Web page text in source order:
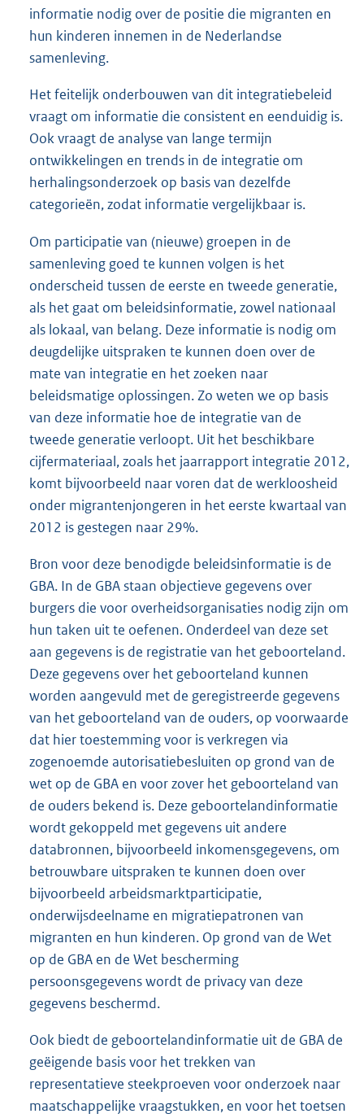
informatie nodig over de positie die migranten en
hun kinderen innemen in de Nederlandse
samenleving.
Het feitelijk onderbouwen van dit integratiebeleid
vraagt om informatie die consistent en eenduidig is.
Ook vraagt de analyse van lange termijn
ontwikkelingen en trends in de integratie om
herhalingsonderzoek op basis van dezelfde
categorieën, zodat informatie vergelijkbaar is.
Om participatie van (nieuwe) groepen in de
samenleving goed te kunnen volgen is het
onderscheid tussen de eerste en tweede generatie,
als het gaat om beleidsinformatie, zowel nationaal
als lokaal, van belang. Deze informatie is nodig om
deugdelijke uitspraken te kunnen doen over de
mate van integratie en het zoeken naar
beleidsmatige oplossingen. Zo weten we op basis
van deze informatie hoe de integratie van de
tweede generatie verloopt. Uit het beschikbare
cijfermateriaal, zoals het jaarrapport integratie 2012,
komt bijvoorbeeld naar voren dat de werkloosheid
onder migrantenjongeren in het eerste kwartaal van
2012 is gestegen naar 29%.
Bron voor deze benodigde beleidsinformatie is de
GBA. In de GBA staan objectieve gegevens over
burgers die voor overheidsorganisaties nodig zijn om
hun taken uit te oefenen. Onderdeel van deze set
aan gegevens is de registratie van het geboorteland.
Deze gegevens over het geboorteland kunnen
worden aangevuld met de geregistreerde gegevens
van het geboorteland van de ouders, op voorwaarde
dat hier toestemming voor is verkregen via
zogenoemde autorisatiebesluiten op grond van de
wet op de GBA en voor zover het geboorteland van
de ouders bekend is. Deze geboortelandinformatie
wordt gekoppeld met gegevens uit andere
databronnen, bijvoorbeeld inkomensgegevens, om
betrouwbare uitspraken te kunnen doen over
bijvoorbeeld arbeidsmarktparticipatie,
onderwijsdeelname en migratiepatronen van
migranten en hun kinderen. Op grond van de Wet
op de GBA en de Wet bescherming
persoonsgegevens wordt de privacy van deze
gegevens beschermd.
Ook biedt de geboortelandinformatie uit de GBA de
geëigende basis voor het trekken van
representatieve steekproeven voor onderzoek naar
maatschappelijke vraagstukken, en voor het toetsen